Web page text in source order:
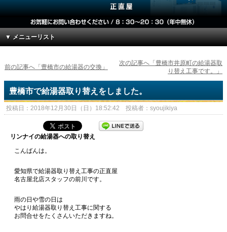
▼ メニューリスト
前の記事へ「豊橋市の給湯器の交換」
次の記事へ「豊橋市井原町の給湯器取
り替え工事です。」
豊橋市で給湯器取り替えをしました。
投稿日：2018年12月30日（日）18:52:42 投稿者：syoujikiya
リンナイの給湯器への取り替え
こんばんは。
愛知県で給湯器取り替え工事の正直屋
名古屋北店スタッフの前川です。
雨の日や雪の日は
やはり給湯器取り替え工事に関する
お問合せをたくさんいただきますね。